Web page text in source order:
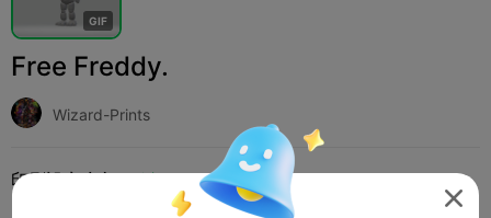
GIF
Free Freddy.
Wizard-Prints
印刷設定 (2) 追加 おもちゃとゲーム ボードゲームとカードゲーム 
